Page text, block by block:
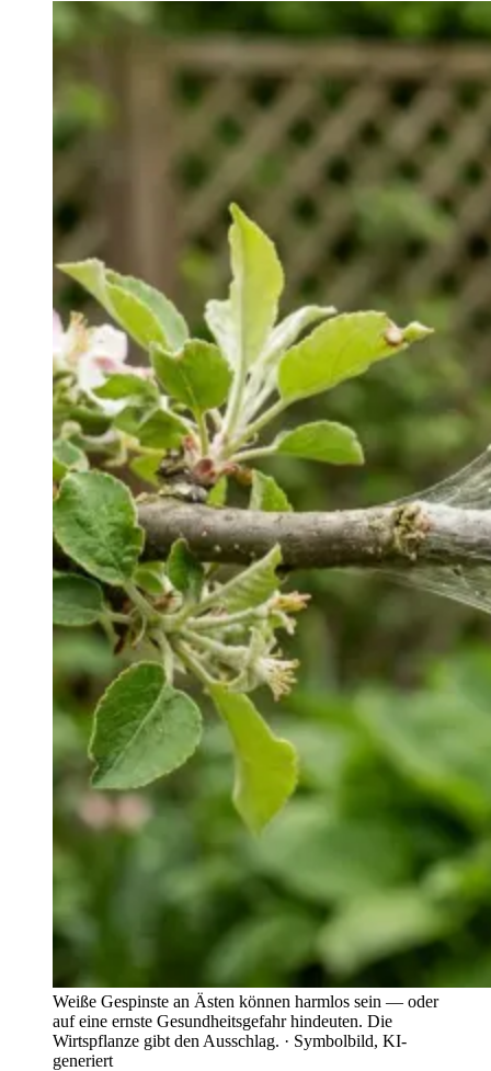
Weiße Gespinste an Ästen können harmlos sein — oder
auf eine ernste Gesundheitsgefahr hindeuten. Die
Wirtspflanze gibt den Ausschlag. · Symbolbild, KI-
generiert